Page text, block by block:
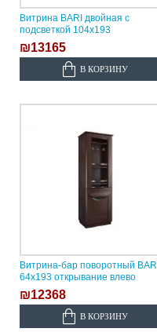
Витрина BARI двойная с
подсветкой 104х193
₪13165
В КОРЗИНУ
Витрина-бар поворотный BARI
64х193 открывание влево
₪12368
В КОРЗИНУ